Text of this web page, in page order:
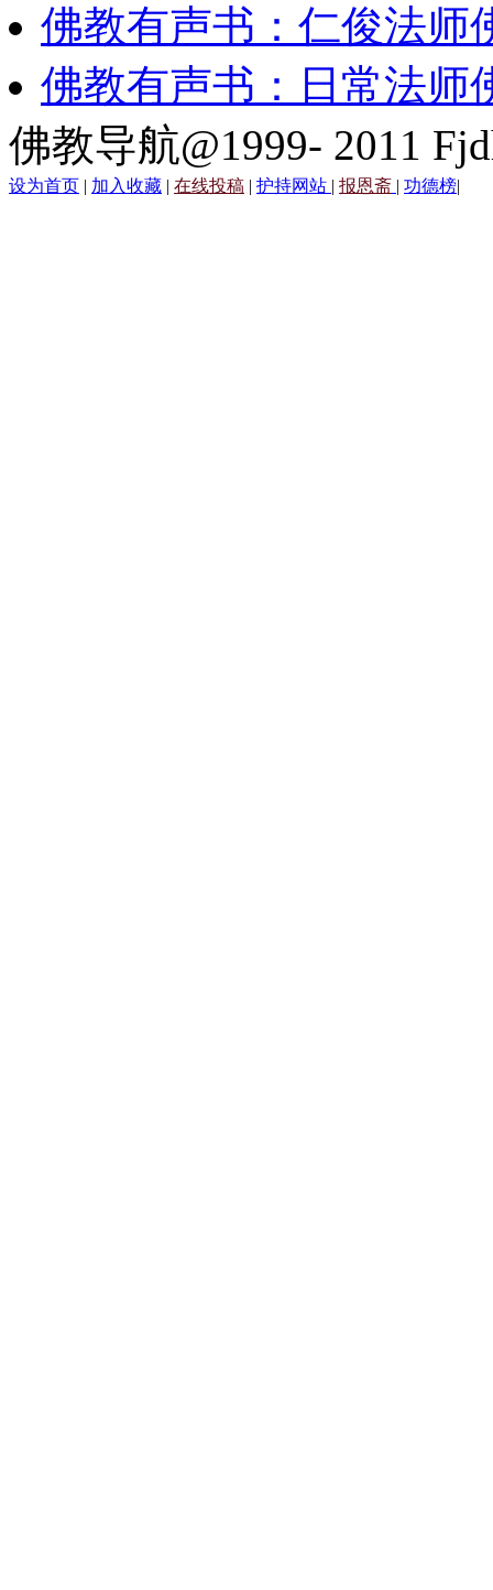
佛教有声书：仁俊法师
佛教有声书：日常法师
佛教导航@1999- 2011
设为首页 | 加入收藏 | 在线投稿 | 护持网站 | 报恩斋 | 功德榜|